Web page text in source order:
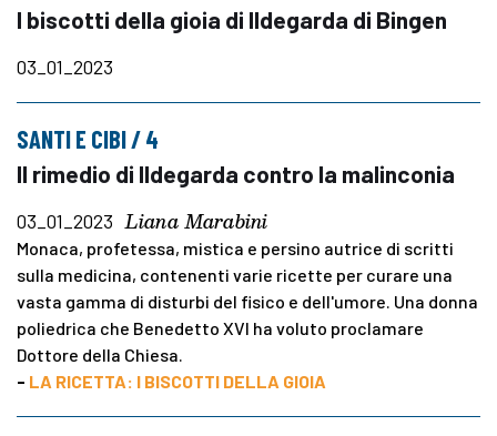
I biscotti della gioia di Ildegarda di Bingen
03_01_2023
SANTI E CIBI / 4
Il rimedio di Ildegarda contro la malinconia
03_01_2023 Liana Marabini
Monaca, profetessa, mistica e persino autrice di scritti
sulla medicina, contenenti varie ricette per curare una
vasta gamma di disturbi del fisico e dell'umore. Una donna
poliedrica che Benedetto XVI ha voluto proclamare
Dottore della Chiesa.
- LA RICETTA: I BISCOTTI DELLA GIOIA